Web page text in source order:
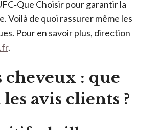
Choisir pour garantir la
Voilà de quoi rassurer même les
Pour en savoir plus, direction
.
cheveux : que
avis clients ?